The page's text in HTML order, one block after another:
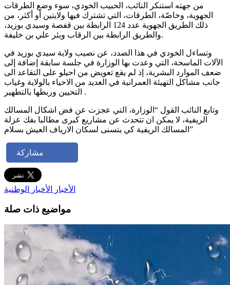
من جهته استنكر النائب، الحبيب الخودي، سوء وضع الطرقات
الجهوية، وخاصّة، الطرقات، التي تشترك فيها ولايتين أو أكثر، من
ذلك الطريق الجهوية عدد 124 الرابطة بين قفصة وسيدي بوزيد،
والطريق الرابطة بين الرقاب وبئر علي بن خليفة.
وتساءل الخودي في هذا الصدد، عن نصيب ولاية سيدي بوزيد في
الآلات الماسحة، التي وعدت بها الوزارة في جلسة سابقة إضافة إلى
ضعف الموارد البشرية، إذ لم يقع تعويض من احيلو على التقاعد الى
جانب مشاكل التهيئة العمرانية في العديد من الاحياء بالولاية وغياب
التحيين وربطها بالتطهير .
وتابع النائب القول “الوزارة، التي عجزت عن فض اشكال المسالك
الريفية، لا يمكن ان تتحدث عن مشاريع كبرى مطالبا بفك عزلة
المسالك الريفية كي يتسنى لسكان الارياف العيش بسلام”
مشاركة
الأخبار الأخبار الوطنية
مواضيع ذات صلة